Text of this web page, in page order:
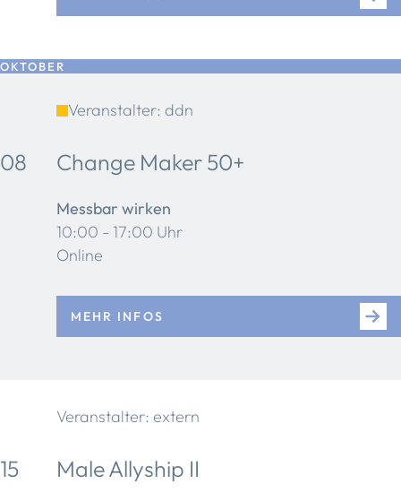
OKTOBER
Veranstalter: ddn
08 Change Maker 50+
Messbar wirken
10:00 - 17:00 Uhr
Online
MEHR INFOS
Veranstalter: extern
15 Male Allyship II